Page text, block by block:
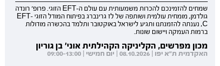
שמחים להזמינכם להכרות משמעותית עם עולם ה-EFT הזוגי. פרופ' רונדה
גולדמן, מומחית עולמית ושותפה של לז גרינברג בפיתוח המודל הזוגי EFT-
C, נענתה להזמנתנו ותגיע לישראל באוקטובר ותלמד בהכשרה מודולות
ברמות העמקה ויישום שונות.
מכון מפרשים, הקליניקה הקהילתית אוני' בן גוריון
האקדמית ת"א יפו | 08.10.2026 | יום חמישי | 09:00-13:00